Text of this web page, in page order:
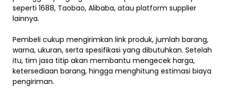
seperti 1688, Taobao, Alibaba, atau platform supplier
lainnya.
Pembeli cukup mengirimkan link produk, jumlah barang,
warna, ukuran, serta spesifikasi yang dibutuhkan. Setelah
itu, tim jasa titip akan membantu mengecek harga,
ketersediaan barang, hingga menghitung estimasi biaya
pengiriman.